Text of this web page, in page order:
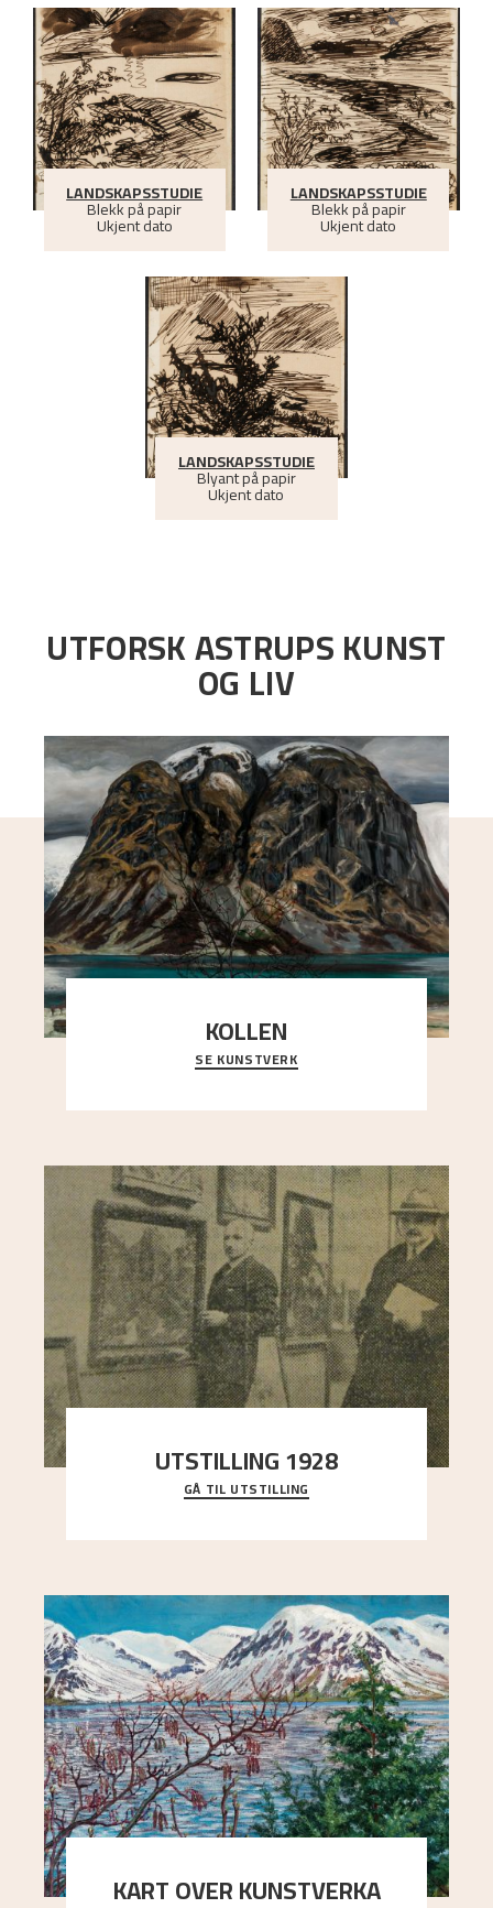
LANDSKAPSSTUDIE
Blekk på papir
Ukjent dato
LANDSKAPSSTUDIE
Blekk på papir
Ukjent dato
LANDSKAPSSTUDIE
Blyant på papir
Ukjent dato
UTFORSK ASTRUPS KUNST
OG LIV
KOLLEN
Et ruvende fjell dominerer bildeflaten, og står i
sterk kontrast til det spinkle rognetreet ute
SE KUNSTVERK
UTSTILLING 1928
Då Astrup døydde i 1928, tok vennene Moritz
Kaland og Simon Thorbjørnsen initiativ til å
GÅ TIL UTSTILLING
KART OVER KUNSTVERKA